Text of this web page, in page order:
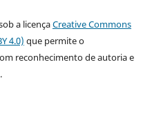
a licençaCreative Commons
4.0) que permite o
reconhecimento de autoria e